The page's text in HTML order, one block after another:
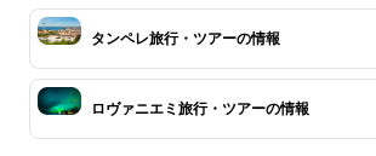
タンペレ旅行・ツアーの情報
ロヴァニエミ旅行・ツアーの情報